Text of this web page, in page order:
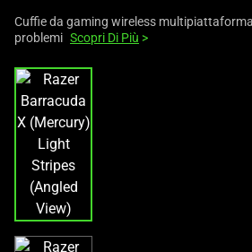
Cuffie da gaming wireless
problemi Scopri Di Più >
This
is
a
carousel
with
one
large
image